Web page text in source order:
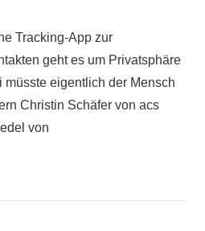
Tracking-App zur
geht es um Privatsphäre
müsste eigentlich der Mensch
Christin Schäfer von acs
von